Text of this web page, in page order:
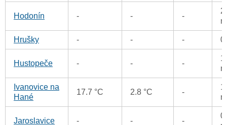
Hodonín - - -
Hrušky - - - 0
Hustopeče - - -
Ivanovice na
Hané
17.7 °C 2.8 °C -
Jaroslavice - - -